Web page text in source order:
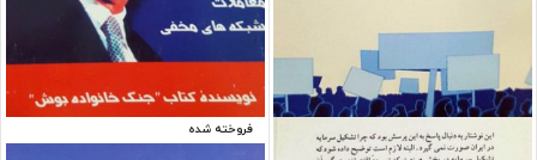
فروخته شده